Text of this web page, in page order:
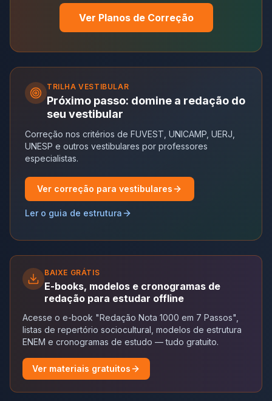
Ver Planos de Correção
TRILHAVESTIBULAR
Próximo passo: domine a redação do
seu vestibular
Correção nos critérios de FUVEST, UNICAMP, UERJ,
UNESP e outros vestibulares por professores
especialistas.
Ver correção para vestibulares
Ler o guia de estrutura
BAIXE GRÁTIS
E-books, modelos e cronogramas de
redação para estudar offline
Acesse o e-book "Redação Nota 1000 em 7 Passos",
listas de repertório sociocultural, modelos de estrutura
ENEM e cronogramas de estudo — tudo gratuito.
Ver materiais gratuitos